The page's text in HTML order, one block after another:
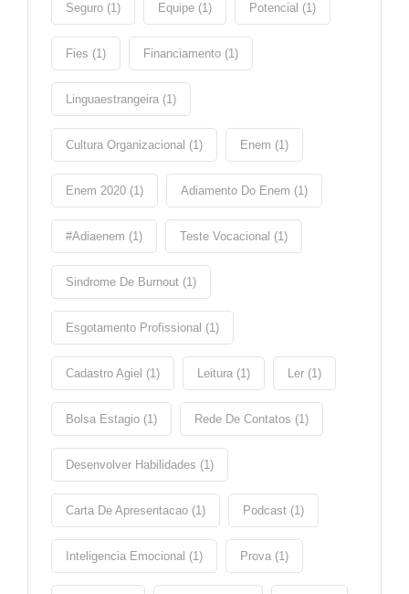
Seguro (1) Equipe (1) Potencial (1)
Fies (1) Financiamento (1)
Linguaestrangeira (1)
Cultura Organizacional (1) Enem (1)
Enem 2020 (1) Adiamento Do Enem (1)
#adiaenem (1) Teste Vocacional (1)
Sindrome De Burnout (1)
Esgotamento Profissional (1)
Cadastro Agiel (1) Leitura (1) Ler (1)
Bolsa Estagio (1) Rede De Contatos (1)
Desenvolver Habilidades (1)
Carta De Apresentacao (1) Podcast (1)
Inteligencia Emocional (1) Prova (1)